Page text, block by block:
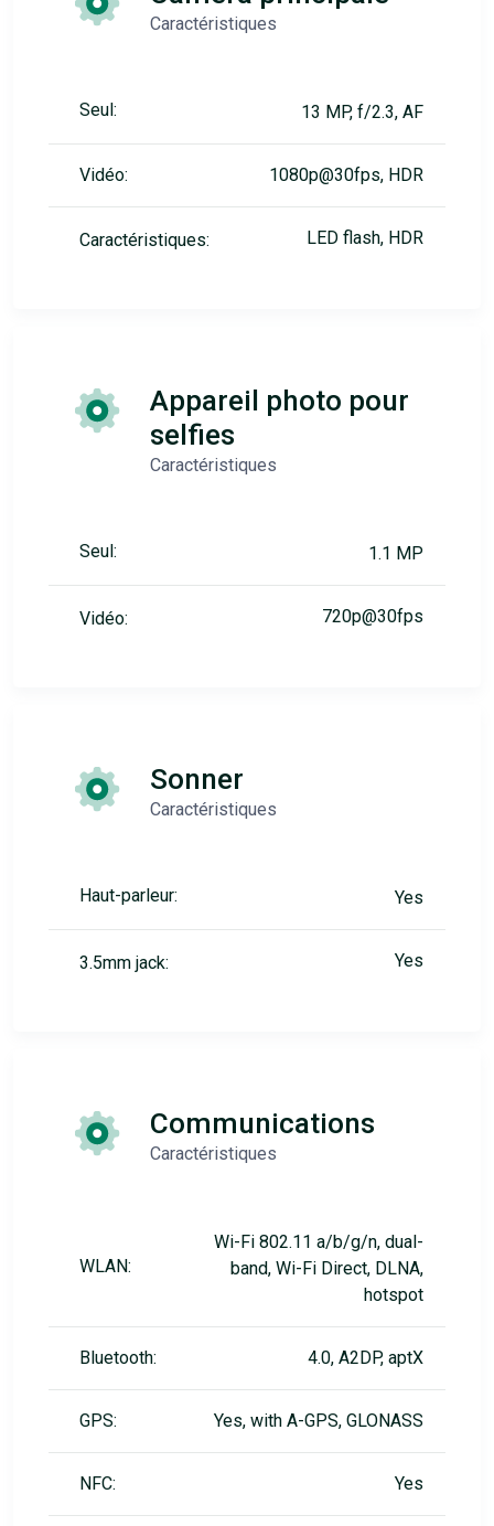
Caractéristiques
Seul: 13 MP, f/2.3, AF
Vidéo: 1080p@30fps, HDR
Caractéristiques: LED flash, HDR
Appareil photo pour
selfies
Caractéristiques
Seul: 1.1 MP
Vidéo: 720p@30fps
Sonner
Caractéristiques
Haut-parleur: Yes
3.5mm jack: Yes
Communications
Caractéristiques
WLAN:
Wi-Fi 802.11 a/b/g/n, dual-
band, Wi-Fi Direct, DLNA,
hotspot
Bluetooth: 4.0, A2DP, aptX
GPS: Yes, with A-GPS, GLONASS
NFC: Yes